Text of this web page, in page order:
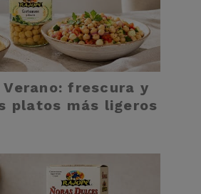
Verano: frescura y
platos más ligeros